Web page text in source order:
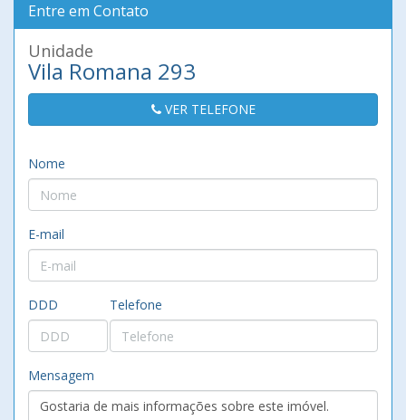
Entre em Contato
Unidade
Vila Romana 293
VER TELEFONE
Nome
E-mail
DDD Telefone
Mensagem